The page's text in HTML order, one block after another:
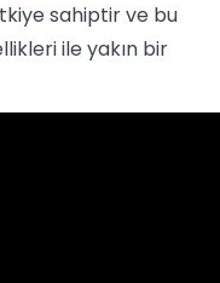
sahiptir ve bu
ile yakın bir